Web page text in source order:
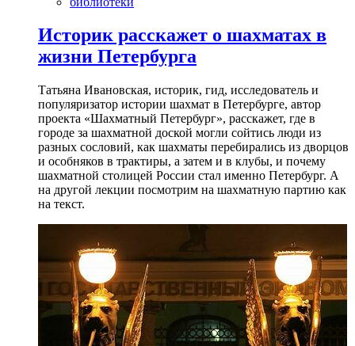
Историк расскажет о шахматах в
жизни Петербурга
Татьяна Ивановская, историк, гид, исследователь и
популяризатор истории шахмат в Петербурге, автор
проекта «Шахматный Петербург», расскажет, где в
городе за шахматной доской могли сойтись люди из
разных сословий, как шахматы перебирались из дворцов
и особняков в трактиры, а затем и в клубы, и почему
шахматной столицей России стал именно Петербург. А
на другой лекции посмотрим на шахматную партию как
на текст.